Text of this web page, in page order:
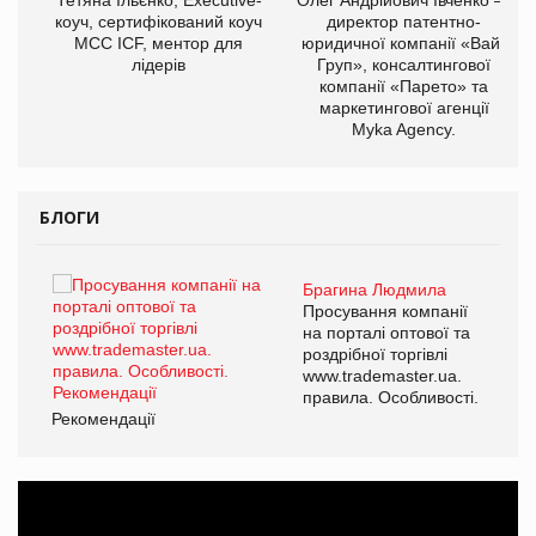
коуч, сертифікований коуч
МСС ICF, ментор для
лідерів
директор патентно-
юридичної компанії «Вайз
Груп», консалтингової
компанії «Парето» та
маркетингової агенції
Myka Agency.
БЛОГИ
Брагина Людмила
Просування компанії
на порталі оптової та
роздрібної торгівлі
www.trademaster.ua.
правила. Особливості.
Рекомендації